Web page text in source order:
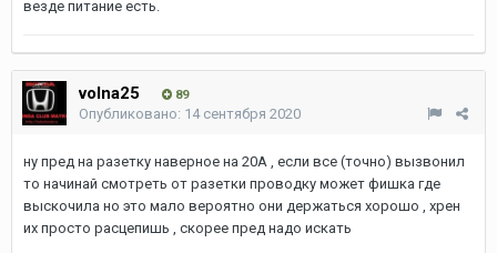
везде питание есть.
volna25 89
Опубликовано: 14 сентября 2020
ну пред на разетку наверное на 20А , если все (точно) вызвонил
то начинай смотреть от разетки проводку может фишка где
выскочила но это мало вероятно они держаться хорошо , хрен
их просто расцепишь , скорее пред надо искать